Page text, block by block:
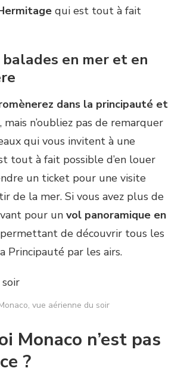
qui est tout à fait
balades en mer et en
dans la principauté et
, mais n’oubliez pas de remarquer
qui vous invitent à une
tout à fait possible d’en louer
un ticket pour une visite
de la mer. Si vous avez plus de
pour un vol panoramique en
permettant de découvrir tous les
Principauté par les airs.
vue aérienne du soir
Monaco n’est pas
?